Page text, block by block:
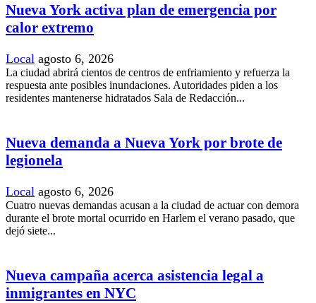
Nueva York activa plan de emergencia por
calor extremo
Local agosto 6, 2026
La ciudad abrirá cientos de centros de enfriamiento y refuerza la
respuesta ante posibles inundaciones. Autoridades piden a los
residentes mantenerse hidratados Sala de Redacción...
Nueva demanda a Nueva York por brote de
legionela
Local agosto 6, 2026
Cuatro nuevas demandas acusan a la ciudad de actuar con demora
durante el brote mortal ocurrido en Harlem el verano pasado, que
dejó siete...
Nueva campaña acerca asistencia legal a
inmigrantes en NYC